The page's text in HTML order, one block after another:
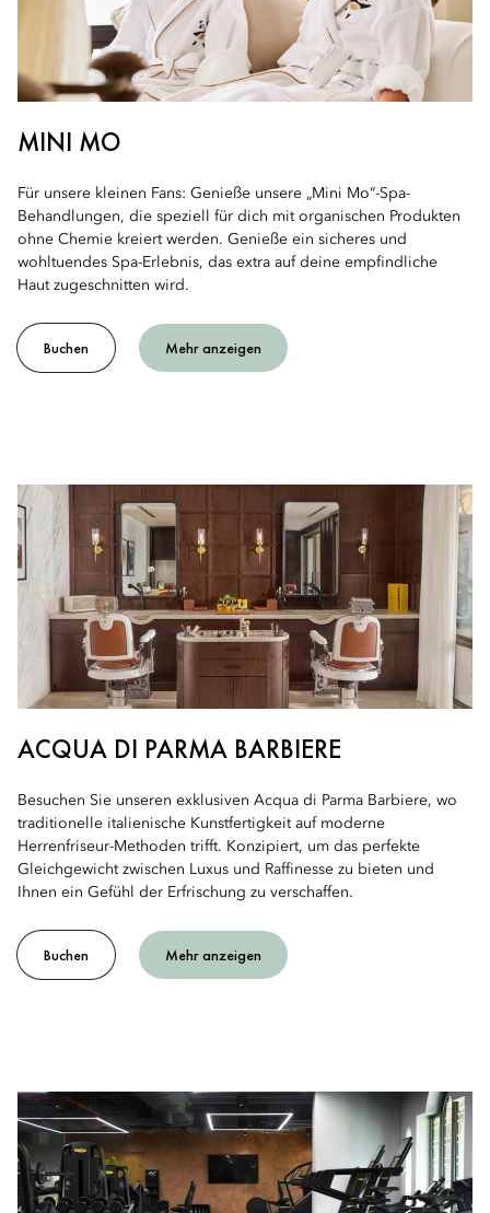
MINI MO
Für unsere kleinen Fans: Genieße unsere „Mini Mo“-Spa-
Behandlungen, die speziell für dich mit organischen Produkten
ohne Chemie kreiert werden. Genieße ein sicheres und
wohltuendes Spa-Erlebnis, das extra auf deine empfindliche
Haut zugeschnitten wird.
Buchen Mehr anzeigen
ACQUA DI PARMA BARBIERE
Besuchen Sie unseren exklusiven Acqua di Parma Barbiere, wo
traditionelle italienische Kunstfertigkeit auf moderne
Herrenfriseur-Methoden trifft. Konzipiert, um das perfekte
Gleichgewicht zwischen Luxus und Raffinesse zu bieten und
Ihnen ein Gefühl der Erfrischung zu verschaffen.
Buchen Mehr anzeigen